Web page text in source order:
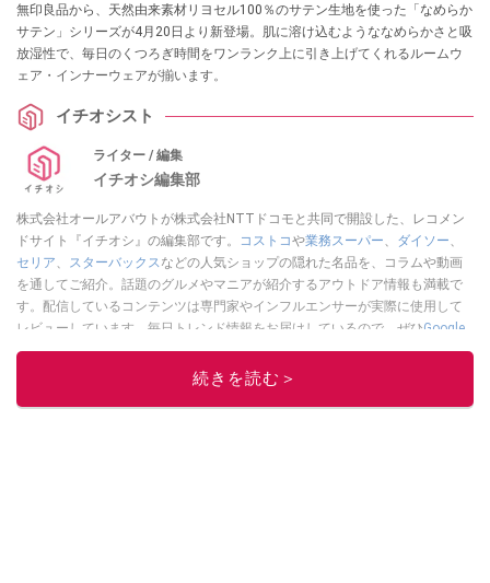
無印良品から、天然由来素材リヨセル100％のサテン生地を使った「なめらか
サテン」シリーズが4月20日より新登場。肌に溶け込むようななめらかさと吸
放湿性で、毎日のくつろぎ時間をワンランク上に引き上げてくれるルームウ
ェア・インナーウェアが揃います。
イチオシスト
ライター / 編集
イチオシ編集部
株式会社オールアバウトが株式会社NTTドコモと共同で開設した、レコメン
ドサイト『イチオシ』の編集部です。
コストコや業務スーパー、 ダイソー、
セリア、 スターバックスなどの人気ショップの隠れた名品を、コラムや動画
を通してご紹介。話題のグルメやマニアが紹介するアウトドア情報も満載で
す。配信しているコンテンツは専門家やインフルエンサーが実際に使用して
レビューしています。毎日トレンド情報をお届けしているので、ぜひGoogle
ニュースでフォローしてください！
このイチオシストの他の記事を読む
続きを読む＞